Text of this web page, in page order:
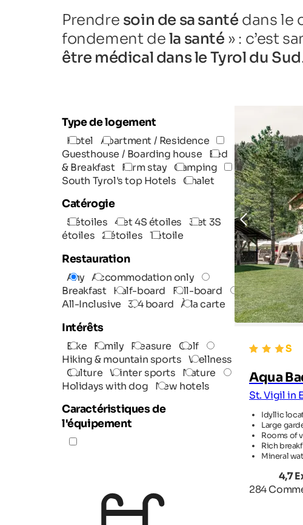
Prendre soin de sa santé dans le
fondement dela santé » : c’est
être médical dans le Tyrol du Sud
Type de logement
Hotel
Apartment / Residence
Guesthouse / Boarding house
Bed
& Breakfast
Farm stay
Camping
South Tyrol's top Hotels
Chalet
Catérogie
5 étoiles 4 et 4S étoiles
3 et 3S
étoiles
2 étoiles 1 étoile
Restauration
Any Accommodation only
Breakfast
Half-board
Full-board
All-Inclusive 3/4 board À la carte
Intérêts
Bike Family Pleasure
Golf
Hiking & mountain sports Wellness
Culture Winter sports
Nature
Holidays with dog
New hotels
Caractéristiques de
l'équipement
Aqua
St. Vigil in
Idyllic
Large
Rooms of
Rich
Mineral
4,7
284